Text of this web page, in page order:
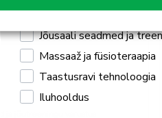
ja jõutreeningu varustus
Mulle pakub huvi
Jõusaali seadmed ja
Massaaž ja füsioteraapia
Taastusravi tehnoloogia
Iluhooldus